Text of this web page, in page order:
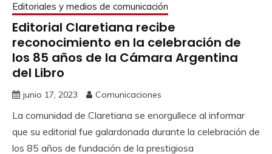
Editoriales y medios de comunicación
Editorial Claretiana recibe
reconocimiento en la celebración de
los 85 años de la Cámara Argentina
del Libro
junio 17, 2023 Comunicaciones
La comunidad de Claretiana se enorgullece al informar
que su editorial fue galardonada durante la celebración de
los 85 años de fundación de la prestigiosa